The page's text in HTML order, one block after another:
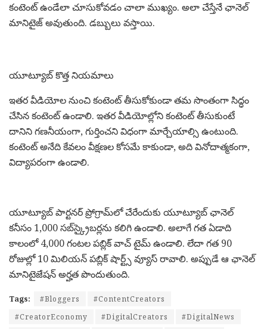
కంటెంట్ ఉండేలా చూసుకోవడం చాలా ముఖ్యం. అలా చేస్తేనే ఛానెల్
మానిటైజ్ అవుతుంది. డబ్బులు వస్తాయి.
యూట్యూబ్ కొత్త నియమాలు
ఇతర వీడియోల నుంచి కంటెంట్ తీసుకోకుండా తమ సొంతంగా సిద్ధం
చేసిన కంటెంట్ ఉండాలి. ఇతర వీడియోల్లోని కంటెంట్ తీసుకుంటే
దానిని గణనీయంగా, గుర్తించని విధంగా మార్చేయాల్సి ఉంటుంది.
కంటెంట్ అనేది కేవలం వీక్షణల కోసమే కాకుండా, అది వినోదాత్మకంగా,
విద్యాపరంగా ఉండాలి.
యూట్యూబ్ పార్టనర్ ప్రోగ్రామ్‌లో చేరేందుకు యూట్యూబ్ ఛానెల్‌
కనీసం 1,000 సబ్‌స్క్రైబర్లను కలిగి ఉండాలి. అలాగే గత ఏడాది
కాలంలో 4,000 గంటల పబ్లిక్ వాచ్ టైమ్ ఉండాలి. లేదా గత 90
రోజుల్లో 10 మిలియన్ పబ్లిక్ షార్ట్స్ వ్యూస్ రావాలి. అప్పుడే ఆ ఛానెల్
మానిటైజేషన్ అర్హత పొందుతుంది.
Tags: #Bloggers
#ContentCreators
#CreatorEconomy
#DigitalCreators
#DigitalNews